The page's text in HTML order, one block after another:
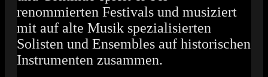
renommierten Festivals und musiziert
mit auf alte Musik spezialisierten
Solisten und Ensembles auf historischen
Instrumenten zusammen.